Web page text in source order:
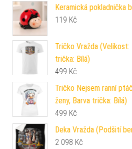
Keramická pokladnička
119 Kč
Tričko Vražda (Velikost:
trička: Bílá)
499 Kč
Tričko Nejsem ranní
ženy, Barva trička: Bílá)
499 Kč
Deka Vražda (Podšití
2 098 Kč